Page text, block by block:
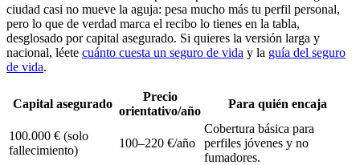
ciudad casi no mueve la aguja: pesa mucho más tu perfil personal,
pero lo que de verdad marca el recibo lo tienes en la tabla,
desglosado por capital asegurado. Si quieres la versión larga y
nacional, léete cuánto cuesta un seguro de vida y la guía del seguro
de vida.
Capital asegurado
Precio
orientativo/año
Para quién encaja
100.000 € (solo
fallecimiento)
100–220 €/año
Cobertura básica para
perfiles jóvenes y no
fumadores.